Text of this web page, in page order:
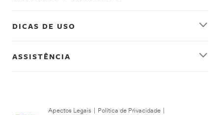
DICAS DE USO
ASSISTÊNCIA
Apectos Legais Política de Privacidade